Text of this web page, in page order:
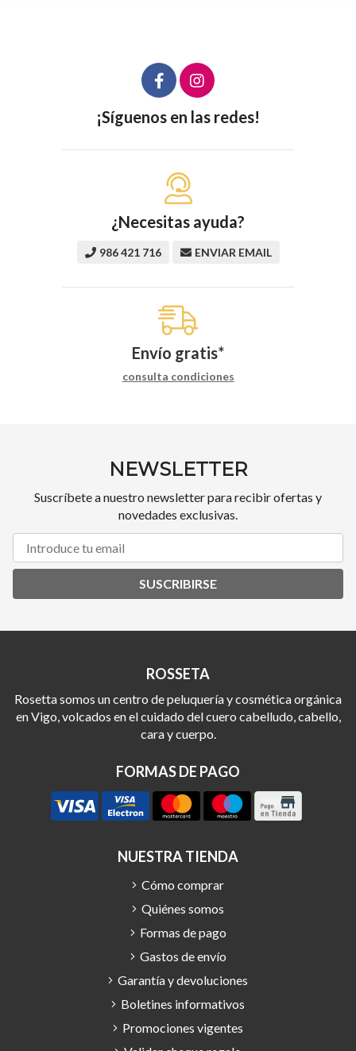
¡Síguenos en las redes!
¿Necesitas ayuda?
986 421 716 ENVIAR EMAIL
Envío gratis*
consulta condiciones
NEWSLETTER
Suscríbete a nuestro newsletter para recibir ofertas y
novedades exclusivas.
SUSCRIBIRSE
ROSSETA
Rosetta somos un centro de peluquería y cosmética orgánica
en Vigo, volcados en el cuidado del cuero cabelludo, cabello,
cara y cuerpo.
FORMAS DE PAGO
NUESTRA TIENDA
Cómo comprar
Quiénes somos
Formas de pago
Gastos de envío
Garantía y devoluciones
Boletines informativos
Promociones vigentes